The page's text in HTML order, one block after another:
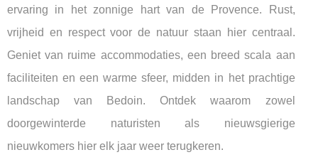
ervaring in het zonnige hart van de Provence. Rust,
vrijheid en respect voor de natuur staan hier centraal.
Geniet van ruime accommodaties, een breed scala aan
faciliteiten en een warme sfeer, midden in het prachtige
landschap van Bedoin. Ontdek waarom zowel
doorgewinterde naturisten als nieuwsgierige
nieuwkomers hier elk jaar weer terugkeren.